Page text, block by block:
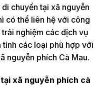
chuyển tại xã nguyễn
có thể liên hệ với công
nghiệm các dịch vụ
các loại phù hợp với
nguyễn phích Cà Mau.
xã nguyễn phích cà